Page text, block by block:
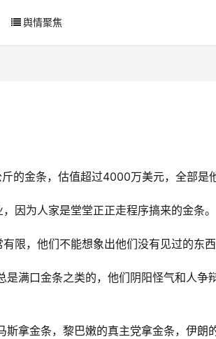
舆情聚焦
的金条，估值超过4000万美元，全部是
因为人家是堂堂正正走程序搞来的金条。
限，他们不能想象出他们没有见过的东西
是满口金条之类的，他们阴阳怪气和人
拿金条，黎巴嫩的真主党拿金条，伊朗